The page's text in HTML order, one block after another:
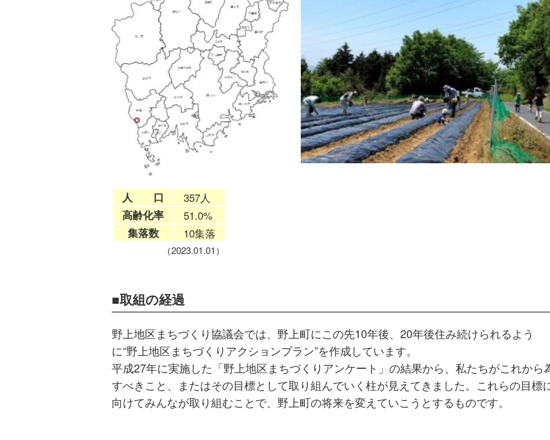
人 口 357人
高齢化率 51.0%
集落数 10集落
（2023.01.01）
取組の経過
野上地区まちづくり協議会では、野上町にこの先10年後、20年後住み続けられるよう
に“野上地区まちづくりアクションプラン”を作成しています。
平成27年に実施した「野上地区まちづくりアンケート」の結果から、私たちがこれから
すべきこと、またはその目標として取り組んでいく柱が見えてきました。これらの目標
向けてみんなが取り組むことで、野上町の将来を変えていこうとするものです。